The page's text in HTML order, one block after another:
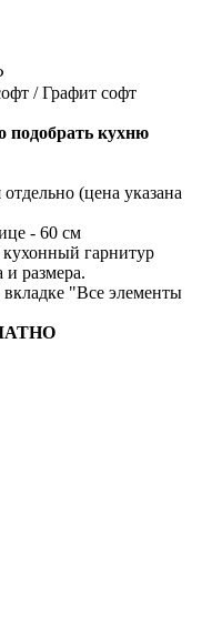
/ Графит софт
кухню
(цена указана
- 60 см
кухонный гарнитур
и размера.
"Все элементы